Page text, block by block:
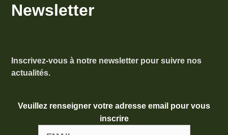
Newsletter
Inscrivez-vous à notre newsletter pour suivre nos
actualités.
Veuillez renseigner votre adresse email pour vous
inscrire